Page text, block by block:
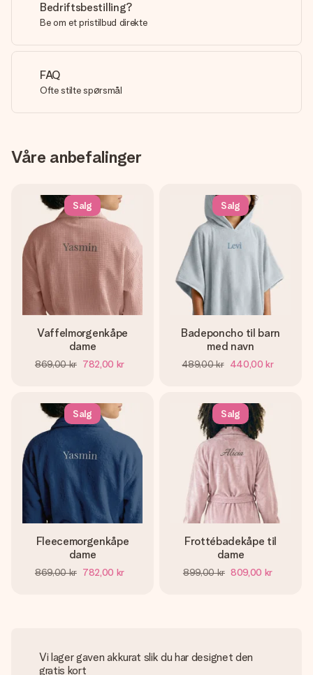
Bedriftsbestilling?
Be om et pristilbud direkte
FAQ
Ofte stilte spørsmål
Våre anbefalinger
Salg
Vaffelmorgenkåpe
dame
869,00 kr 782,00 kr
Salg
Badeponcho til barn
med navn
489,00 kr 440,00 kr
Salg
Fleecemorgenkåpe
dame
869,00 kr 782,00 kr
Salg
Frottébadekåpe til
dame
899,00 kr 809,00 kr
Vi lager gaven akkurat slik du har designet den
gratis kort